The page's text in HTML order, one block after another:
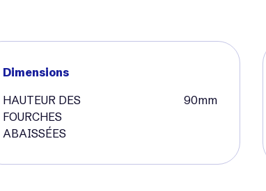
Dimensions
HAUTEUR DES
FOURCHES
ABAISSÉES
90mm